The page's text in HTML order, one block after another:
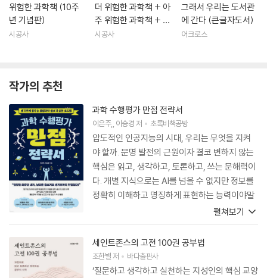
위험한 과학책 (10주
년 기념판)
시공사
더 위험한 과학책 + 아
주 위험한 과학책 + 위
험한 과학책 (10주년
시공사
그래서 우리는 도서관
에 간다 (큰글자도서)
어크로스
작가의 추천
과학 수행평가 만점 전략서
이은주, 이승경저 초록비책공방
압도적인 인공지능의 시대, 우리는 무엇을 지켜
야 할까. 문명 발전의 근원이자 결코 변하지 않는
핵심은 읽고, 생각하고, 토론하고, 쓰는 문해력이
다. 개별 지식으로는 AI를 넘을 수 없지만 정보를
정확히 이해하고 명징하게 표현하는 능력이야말
로 AI를 제대로 다루는 강력한 무기가 된다. 이 책
게’ 그 경지에 도달할 수 있는지 명확한 길을 제시
한다. 급변하는 시대의 요청에 완벽히 화답하는
가이드북이다.
펼쳐보기
세인트존스의 고전 100권 공부법
조한별저 바다출판사
‘질문하고 생각하고 실천하는 지성인의 핵심 교양